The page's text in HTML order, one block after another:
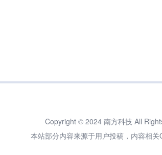
Copyright © 2024 南方科技 All
本站部分内容来源于用户投稿，内容相关